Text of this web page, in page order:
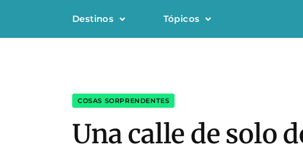
Destinos Tópicos
COSAS SORPRENDENTES
Una calle de solo